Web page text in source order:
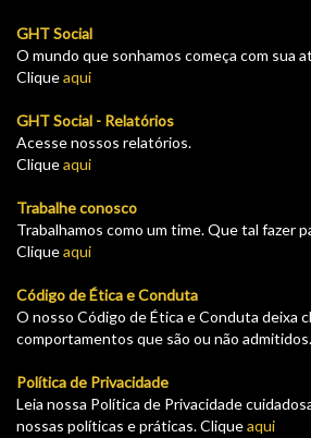
GHT Social
O mundo que sonhamos começa com sua
Cliqueaqui
GHT Social - Relatórios
Acesse nossos relatórios.
Cliqueaqui
Trabalhe conosco
Trabalhamos como um time. Que tal fazer
Cliqueaqui
Código de Ética e Conduta
O nosso Código de Ética e Conduta deixa
comportamentos que são ou não
Política de Privacidade
Leia nossa Política de Privacidade
nossas políticas e práticas. Cliqueaqui